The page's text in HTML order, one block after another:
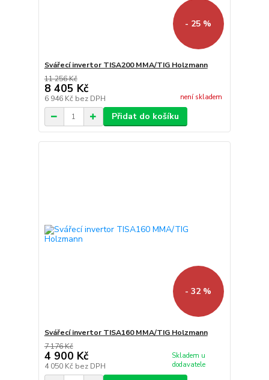
- 25 %
Svářecí invertor TISA200 MMA/TIG Holzmann
11 256 Kč
8 405 Kč
6 946 Kč bez DPH není skladem
Přidat do košíku
- 32 %
Svářecí invertor TISA160 MMA/TIG Holzmann
7 176 Kč
4 900 Kč
4 050 Kč bez DPH
Skladem u
dodavatele